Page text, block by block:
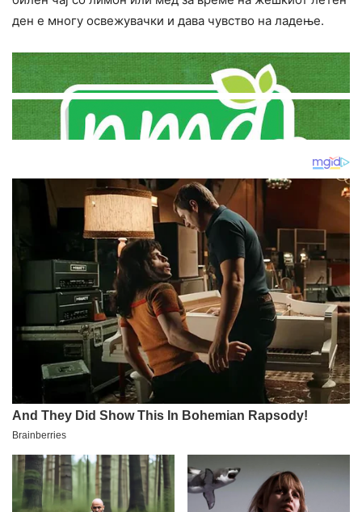
ден е многу освежувачки и дава чувство на ладење.